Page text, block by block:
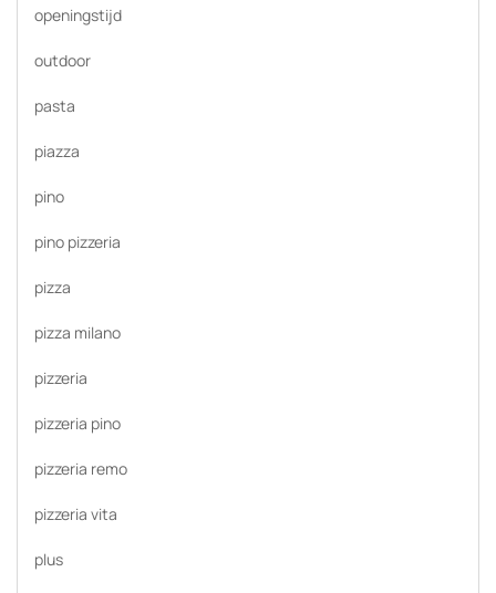
openingstijd
outdoor
pasta
piazza
pino
pino pizzeria
pizza
pizza milano
pizzeria
pizzeria pino
pizzeria remo
pizzeria vita
plus